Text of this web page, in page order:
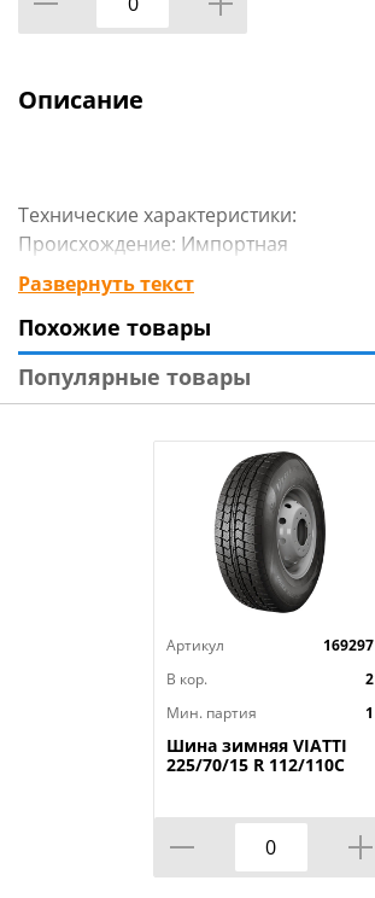
Описание
Технические характеристики:
Происхождение: Импортная
Сезон резины: Летняя
Марка: Ikon Tyres
Модель: Ikon Autograph Aqua 3
Диаметр: 16
Ширина: 205
Развернуть текст
Похожие товары
Популярные товары
Артикул
169297
В кор.
2
Мин. партия
1
Шина зимняя VIATTI
225/70/15 R 112/110C